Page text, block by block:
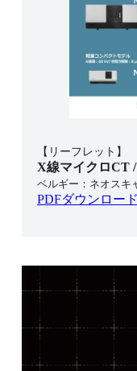
【リーフレット】
X線マイクロ
ベルギー：ネオスキ
PDFダウンロード